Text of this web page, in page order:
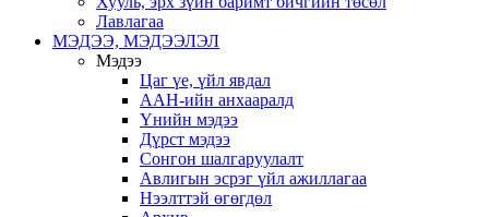
Лавлагаа
МЭДЭЭ, МЭДЭЭЛЭЛ
Мэдээ
Цаг үе, үйл явдал
ААН-ийн анхааралд
Үнийн мэдээ
Дүрст мэдээ
Сонгон шалгаруулалт
Авлигын эсрэг үйл ажиллагаа
Нээлттэй өгөгдөл